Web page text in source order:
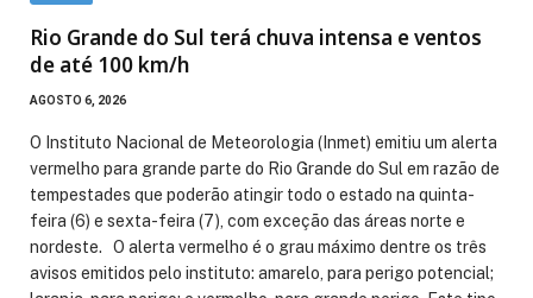
Rio Grande do Sul terá chuva intensa e ventos
de até 100 km/h
AGOSTO 6, 2026
O Instituto Nacional de Meteorologia (Inmet) emitiu um alerta
vermelho para grande parte do Rio Grande do Sul em razão de
tempestades que poderão atingir todo o estado na quinta-
feira (6) e sexta-feira (7), com exceção das áreas norte e
nordeste. O alerta vermelho é o grau máximo dentre os três
avisos emitidos pelo instituto: amarelo, para perigo potencial;